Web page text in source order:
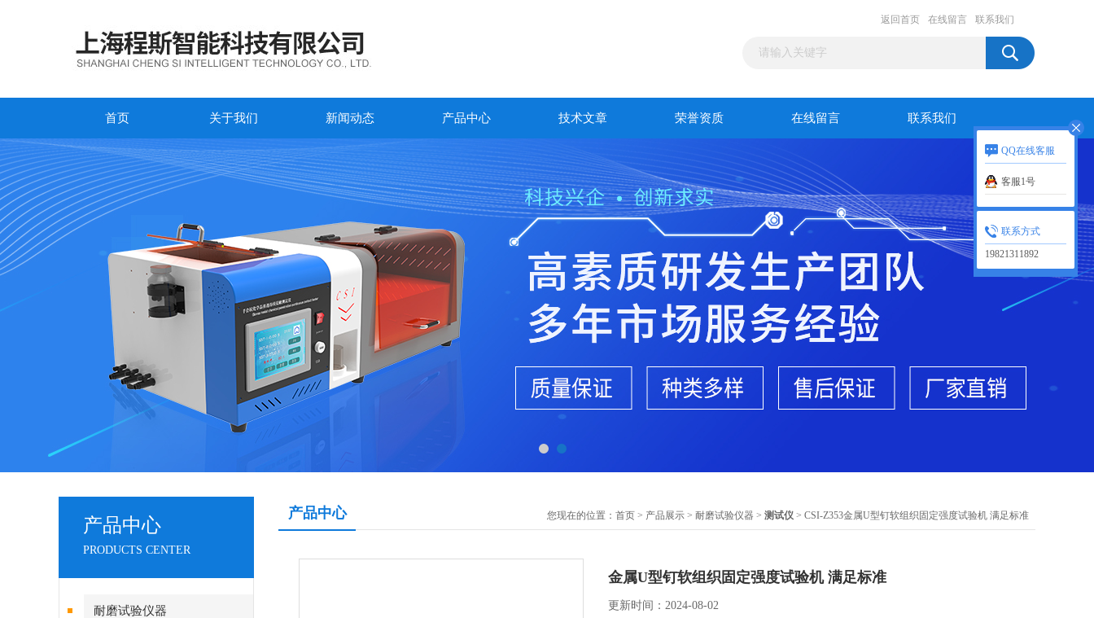
返回首页 在线留言 联系我们
首页 关于我们 新闻动态 产品中心 技术文章 荣誉资质 在线留言 联系我们
产品中心
PRODUCTS CENTER
耐磨试验仪器
产品中心 您现在的位置： 首页 > 产品展示 > 耐磨试验仪器 > 测试仪 > CSI-Z353金属U型钉软组织固定强度试验机 满足标准
金属U型钉软组织固定强度试验机 满足标准
更新时间：2024-08-02
QQ在线客服
客服1号
联系方式
19821311892